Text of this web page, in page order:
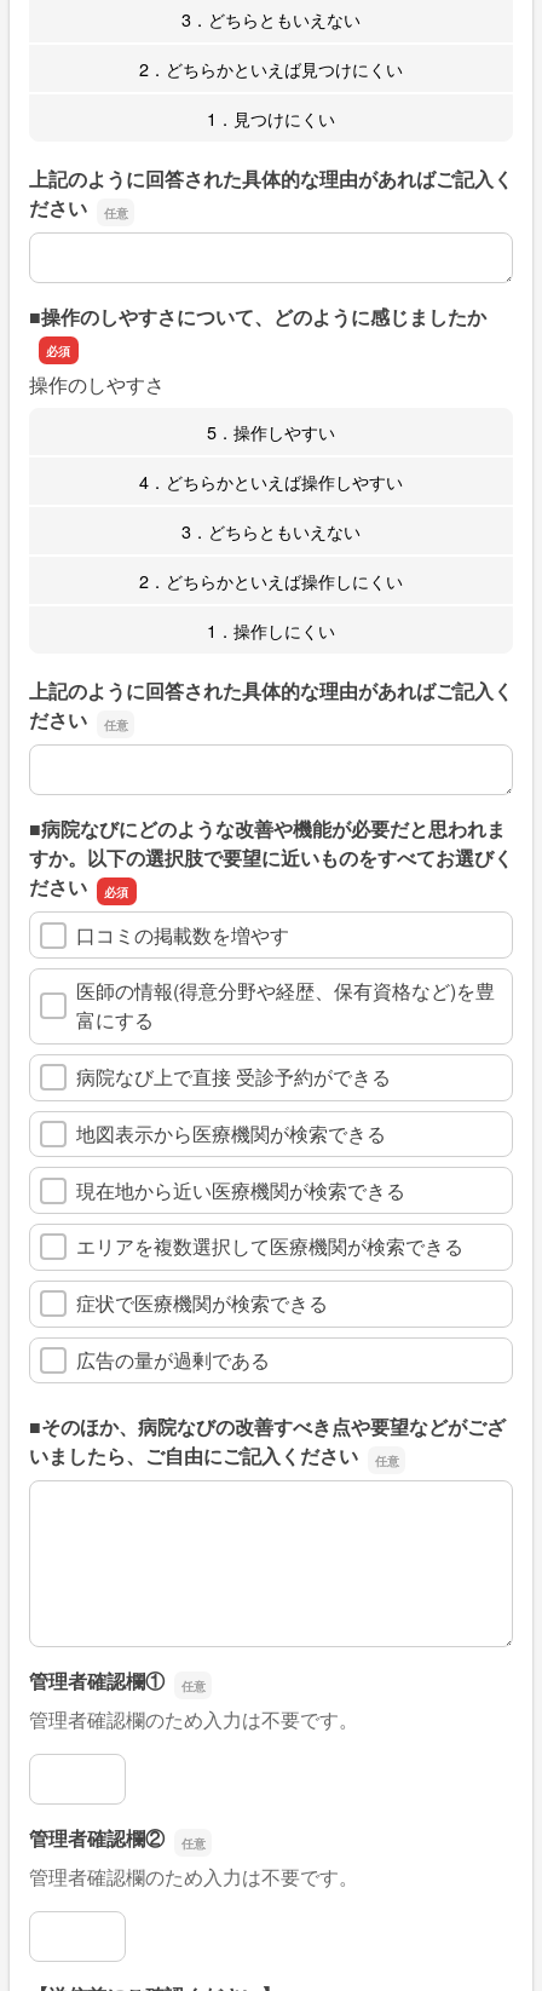
3．どちらともいえない
2．どちらかといえば見つけにくい
1．見つけにくい
上記のように回答された具体的な理由があればご記入く
ださい
上記のように回答された具体的な理由があればご記入くだ
■操作のしやすさについて、どのように感じましたか
操作のしやすさ
5．操作しやすい
4．どちらかといえば操作しやすい
3．どちらともいえない
2．どちらかといえば操作しにくい
1．操作しにくい
上記のように回答された具体的な理由があればご記入く
ださい
上記のように回答された具体的な理由があればご記入くだ
■病院なびにどのような改善や機能が必要だと思われま
すか。以下の選択肢で要望に近いものをすべてお選びく
ださい
口コミの掲載数を増やす
医師の情報(得意分野や経歴、保有資格など)を豊
富にする
病院なび上で直接 受診予約ができる
地図表示から医療機関が検索できる
現在地から近い医療機関が検索できる
エリアを複数選択して医療機関が検索できる
症状で医療機関が検索できる
広告の量が過剰である
■そのほか、病院なびの改善すべき点や要望などがござ
いましたら、ご自由にご記入ください
■そのほか、病院なびの改善すべき点や要望などがござい
管理者確認欄①
管理者確認欄のため入力は不要です。
管理者確認欄①
管理者確認欄②
管理者確認欄のため入力は不要です。
管理者確認欄②